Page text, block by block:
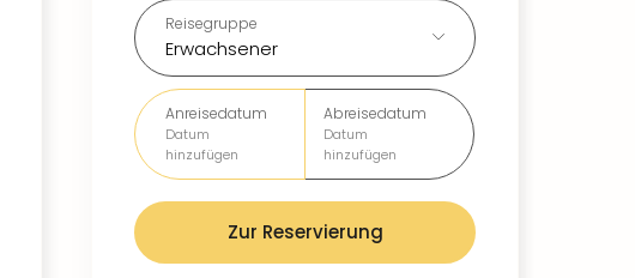
Reisegruppe
Erwachsener
Anreisedatum
Datum
hinzufügen
Abreisedatum
Datum
hinzufügen
Zur Reservierung